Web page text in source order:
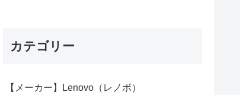
カテゴリー
【メーカー】Lenovo（レノボ）